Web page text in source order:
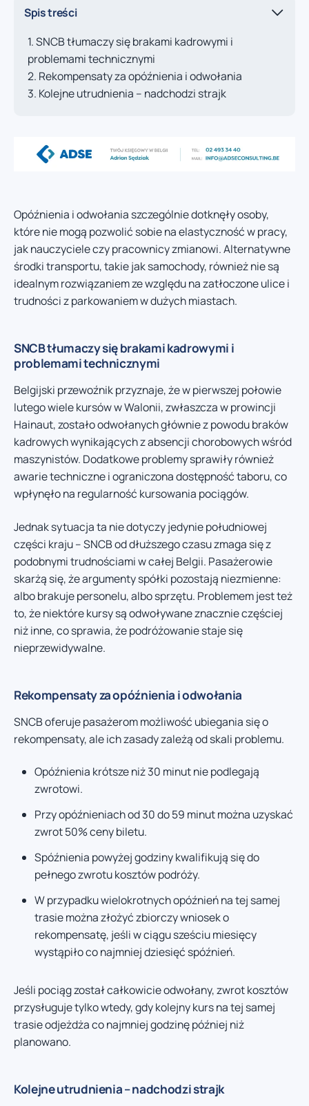
Spis treści
SNCB tłumaczy się brakami kadrowymi i
problemami technicznymi
Rekompensaty za opóźnienia i odwołania
Kolejne utrudnienia – nadchodzi strajk
Opóźnienia i odwołania szczególnie dotknęły osoby,
które nie mogą pozwolić sobie na elastyczność w pracy,
jak nauczyciele czy pracownicy zmianowi. Alternatywne
środki transportu, takie jak samochody, również nie są
idealnym rozwiązaniem ze względu na zatłoczone ulice i
trudności z parkowaniem w dużych miastach.
SNCB tłumaczy się brakami kadrowymi i
problemami technicznymi
Belgijski przewoźnik przyznaje, że w pierwszej połowie
lutego wiele kursów w Walonii, zwłaszcza w prowincji
Hainaut, zostało odwołanych głównie z powodu braków
kadrowych wynikających z absencji chorobowych wśród
maszynistów. Dodatkowe problemy sprawiły również
awarie techniczne i ograniczona dostępność taboru, co
wpłynęło na regularność kursowania pociągów.
Jednak sytuacja ta nie dotyczy jedynie południowej
części kraju – SNCB od dłuższego czasu zmaga się z
podobnymi trudnościami w całej Belgii. Pasażerowie
skarżą się, że argumenty spółki pozostają niezmienne:
albo brakuje personelu, albo sprzętu. Problemem jest też
to, że niektóre kursy są odwoływane znacznie częściej
niż inne, co sprawia, że podróżowanie staje się
nieprzewidywalne.
Rekompensaty za opóźnienia i odwołania
SNCB oferuje pasażerom możliwość ubiegania się o
rekompensaty, ale ich zasady zależą od skali problemu.
Opóźnienia krótsze niż 30 minut nie podlegają
zwrotowi.
Przy opóźnieniach od 30 do 59 minut można uzyskać
zwrot 50% ceny biletu.
Spóźnienia powyżej godziny kwalifikują się do
pełnego zwrotu kosztów podróży.
W przypadku wielokrotnych opóźnień na tej samej
trasie można złożyć zbiorczy wniosek o
rekompensatę, jeśli w ciągu sześciu miesięcy
wystąpiło co najmniej dziesięć spóźnień.
Jeśli pociąg został całkowicie odwołany, zwrot kosztów
przysługuje tylko wtedy, gdy kolejny kurs na tej samej
trasie odjeżdża co najmniej godzinę później niż
planowano.
Kolejne utrudnienia – nadchodzi strajk